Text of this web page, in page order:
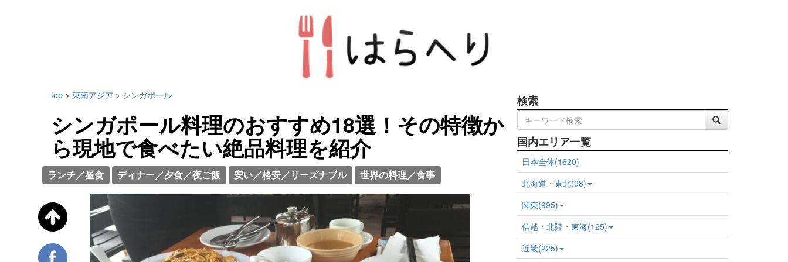
top > 東南アジア > シンガポール
シンガポール料理のおすすめ18選！その特徴か
ら現地で食べたい絶品料理を紹介
ランチ／昼食 ディナー／夕食／夜ご飯 安い／格安／リーズナブル 世界の料理／食事
検索
国内エリア一覧
日本全体(1620)
北海道・東北(98)
関東(995)
信越・北陸・東海(125)
近畿(225)